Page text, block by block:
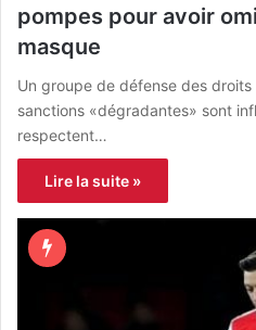
pompes pour avoir
masque
Un groupe de défense des
sanctions «dégradantes» sont
respectent…
Lire la suite »